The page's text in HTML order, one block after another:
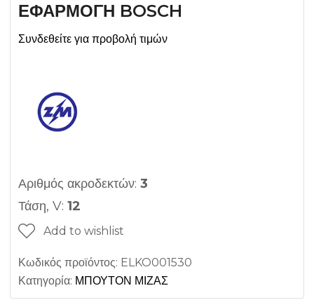
ΕΦΑΡΜΟΓΗ BOSCH
Συνδεθείτε για προβολή τιμών
Αριθμός ακροδεκτών: 3
Τάση, V: 12
Add to wishlist
Κωδικός προϊόντος: ELKO001530
Κατηγορία: ΜΠΟΥΤΟΝ ΜΙΖΑΣ